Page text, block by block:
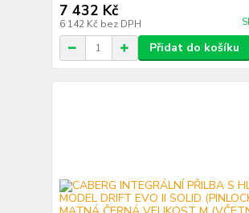
7 432 Kč
6 142 Kč bez DPH
Přidat do košíku